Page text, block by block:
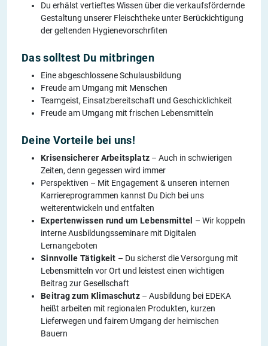
Du erhälst vertieftes Wissen über die verkaufsfördernde
Gestaltung unserer Fleischtheke unter Berückichtigung
der geltenden Hygienevorschrfiten
Das solltest Du mitbringen
Eine abgeschlossene Schulausbildung
Freude am Umgang mit Menschen
Teamgeist, Einsatzbereitschaft und Geschicklichkeit
Freude am Umgang mit frischen Lebensmitteln
Deine Vorteile bei uns!
Krisensicherer Arbeitsplatz – Auch in schwierigen
Zeiten, denn gegessen wird immer
Perspektiven – Mit Engagement & unseren internen
Karriereprogrammen kannst Du Dich bei uns
weiterentwickeln und entfalten
Expertenwissen rund um Lebensmittel – Wir koppeln
interne Ausbildungsseminare mit Digitalen
Lernangeboten
Sinnvolle Tätigkeit – Du sicherst die Versorgung mit
Lebensmitteln vor Ort und leistest einen wichtigen
Beitrag zur Gesellschaft
Beitrag zum Klimaschutz– Ausbildung bei EDEKA
heißt arbeiten mit regionalen Produkten, kurzen
Lieferwegen und fairem Umgang der heimischen
Bauern